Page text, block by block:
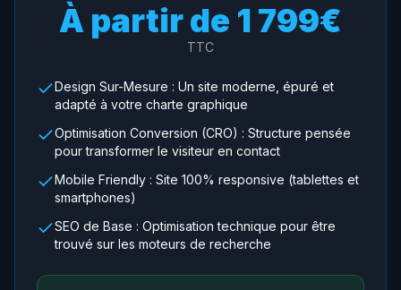
À partir de 1 799€
TTC
Design Sur-Mesure : Un site moderne, épuré et
adapté à votre charte graphique
Optimisation Conversion (CRO) : Structure pensée
pour transformer le visiteur en contact
Mobile Friendly : Site 100% responsive (tablettes et
smartphones)
SEO de Base : Optimisation technique pour être
trouvé sur les moteurs de recherche